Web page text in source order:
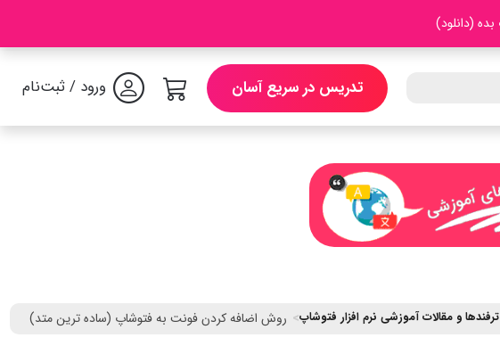
تدریس در سریع آسان ورود / ثبت‌نام
ترفندها و مقالات آموزشی نرم افزار فتوشاپ روش اضافه كردن فونت به فتوشاپ (ساده ترین متد)